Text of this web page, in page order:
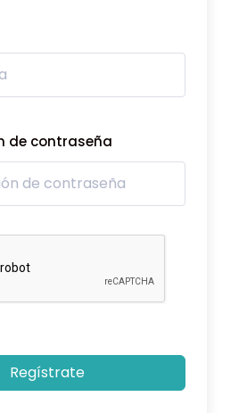
de contraseña
Regístrate